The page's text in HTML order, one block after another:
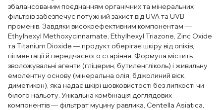
збалансованим поєднанням органічних та мінеральних
фільтрів забезпечує потужний захист від UVA та UVB-
променів. Завдяки високоефективним компонентам —
Ethylhexyl Methoxycinnamate, Ethylhexyl Triazone, Zinc Oxide
та Titanium Dioxide — продукт оберігає шкіру від опіків,
пігментації й передчасного старіння. Формула містить
зволожувальні агенти (гліцерин, бутиленгліколь) і живильну
емолентну основу (мінеральна олія, бджолиний віск,
диметикон), яка надає шкірі шовковистості без липкості чи
білого нальоту. Унікальна комбінація доглядових
компонентів — фільтрат муцину равлика, Centella Asiatica,